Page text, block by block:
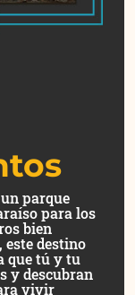
parque
para los
bien
destino
que tú y tu
y descubran
vivir